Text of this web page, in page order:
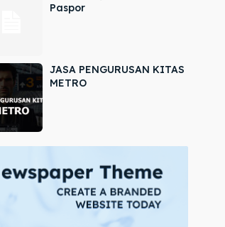
Paspor
JASA PENGURUSAN KITAS
METRO